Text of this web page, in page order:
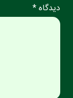
دیدگاه *